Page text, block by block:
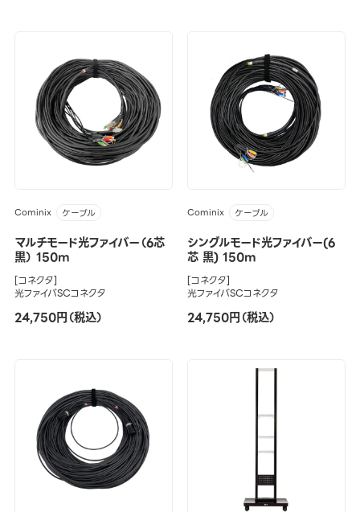
Cominix ケーブル
マルチモード光ファイバー（6芯
黒） 150m
[コネクタ]
光ファイバSCコネクタ
24,750円（税込）
Cominix ケーブル
シングルモード光ファイバー(6
芯 黒) 150m
[コネクタ]
光ファイバSCコネクタ
24,750円（税込）